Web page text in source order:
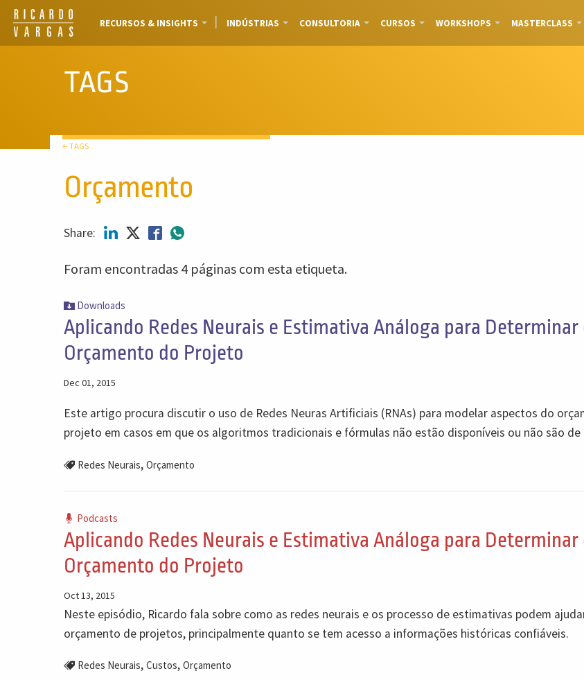
RECURSOS & INSIGHTS INDÚSTRIAS CONSULTORIA CURSOS WORKSHOPS MASTERCLASS
TAGS
← TAGS
Orçamento
Share:
Foram encontradas 4 páginas com esta etiqueta.
Downloads
Aplicando Redes Neurais e Estimativa Análoga para Determinar
Orçamento do Projeto
Dec 01, 2015
Este artigo procura discutir o uso de Redes Neuras Artificiais (RNAs) para modelar aspectos do
projeto em casos em que os algoritmos tradicionais e fórmulas não estão disponíveis ou não são de
Redes Neurais, Orçamento
Podcasts
Aplicando Redes Neurais e Estimativa Análoga para Determinar
Orçamento do Projeto
Oct 13, 2015
Neste episódio, Ricardo fala sobre como as redes neurais e os processo de estimativas podem
orçamento de projetos, principalmente quanto se tem acesso a informações históricas confiáveis.
Redes Neurais, Custos, Orçamento